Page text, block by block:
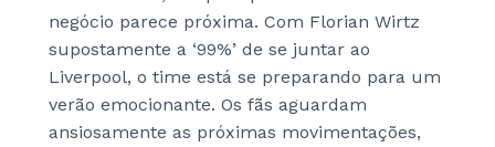
negócio parece próxima. Com Florian Wirtz
supostamente a ‘99%’ de se juntar ao
Liverpool, o time está se preparando para um
verão emocionante. Os fãs aguardam
ansiosamente as próximas movimentações,